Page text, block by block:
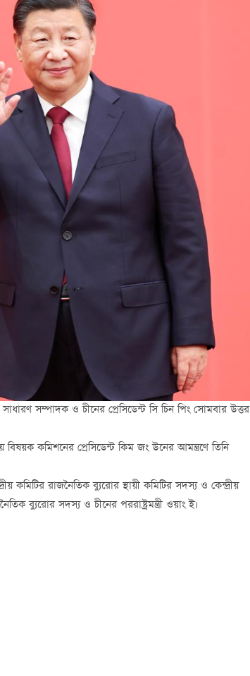
সম্পাদক ও চীনের প্রেসিডেন্ট সি চিন পিং সোমবার উত্তর
বিষয়ক কমিশনের প্রেসিডেন্ট কিম জং উনের আমন্ত্রণে তিনি
কমিটির রাজনৈতিক ব্যুরোর স্থায়ী কমিটির সদস্য ও কেন্দ্রীয়
ব্যুরোর সদস্য ও চীনের পররাষ্ট্রমন্ত্রী ওয়াং ই।